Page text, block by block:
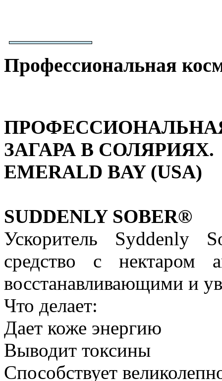
Профессиональная
ЗАГАРА В СОЛЯРИЯХ.
EMERALD BAY (USA)
SUDDENLY SOBER®
Ускоритель Syddenly
средство с нектаром
восстанавливающими и
Что делает:
Дает коже энергию
Выводит токсины
Способствует